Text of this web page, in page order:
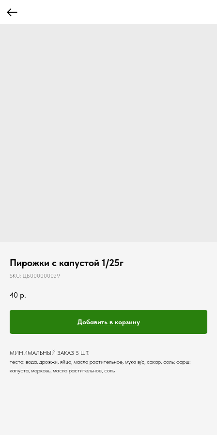
Пирожки с капустой 1/25г
SKU: ЦБ000000029
40 р.
Добавить в корзину
МИНИМАЛЬНЫЙ ЗАКАЗ 5 ШТ.
тесто: вода, дрожжи, яйцо, масло растительное, мука в/с, сахар, соль; фарш:
капуста, морковь, масло растительное, соль